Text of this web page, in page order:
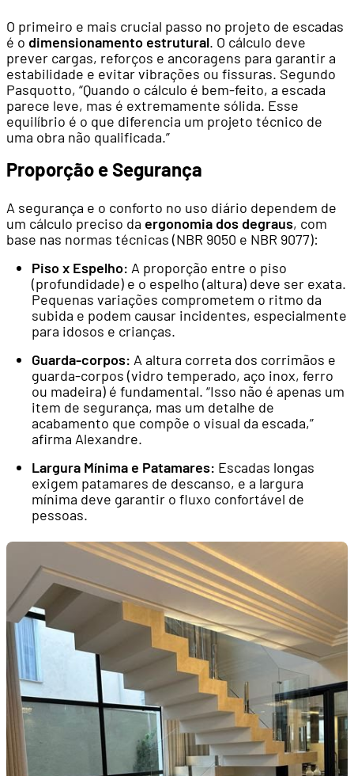
O primeiro e mais crucial passo no projeto de escadas
é o dimensionamento estrutural. O cálculo deve
prever cargas, reforços e ancoragens para garantir a
estabilidade e evitar vibrações ou fissuras. Segundo
Pasquotto, “Quando o cálculo é bem-feito, a escada
parece leve, mas é extremamente sólida. Esse
equilíbrio é o que diferencia um projeto técnico de
uma obra não qualificada.”
Proporção e Segurança
A segurança e o conforto no uso diário dependem de
um cálculo preciso da ergonomia dos degraus, com
base nas normas técnicas (NBR 9050 e NBR 9077):
Piso x Espelho: A proporção entre o piso
(profundidade) e o espelho (altura) deve ser exata.
Pequenas variações comprometem o ritmo da
subida e podem causar incidentes, especialmente
para idosos e crianças.
Guarda-corpos: A altura correta dos corrimãos e
guarda-corpos (vidro temperado, aço inox, ferro
ou madeira) é fundamental. “Isso não é apenas um
item de segurança, mas um detalhe de
acabamento que compõe o visual da escada,”
afirma Alexandre.
Largura Mínima e Patamares: Escadas longas
exigem patamares de descanso, e a largura
mínima deve garantir o fluxo confortável de
pessoas.